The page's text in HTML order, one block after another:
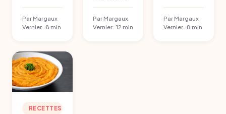
Par Margaux
Vernier · 8 min
Par Margaux
Vernier · 12 min
Par Margaux
Vernier · 8 min
RECETTES